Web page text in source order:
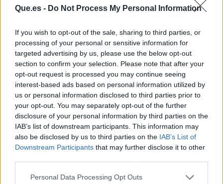
Que.es - Do Not Process My Personal Information
If you wish to opt-out of the sale, sharing to third parties, or
processing of your personal or sensitive information for
targeted advertising by us, please use the below opt-out
section to confirm your selection. Please note that after your
opt-out request is processed you may continue seeing
interest-based ads based on personal information utilized by
us or personal information disclosed to third parties prior to
your opt-out. You may separately opt-out of the further
disclosure of your personal information by third parties on the
IAB’s list of downstream participants. This information may
also be disclosed by us to third parties on the IAB’s List of
Downstream Participants that may further disclose it to other
Personal Data Processing Opt Outs
innovadores
La IA impulsa la innovación al facilitar el
desarrollo de productos y servicios basados en
la inteligencia artificial, como asistentes
virtuales, vehículos autónomos y sistemas de
salud inteligentes.
Eficiencia en Recursos Humanos